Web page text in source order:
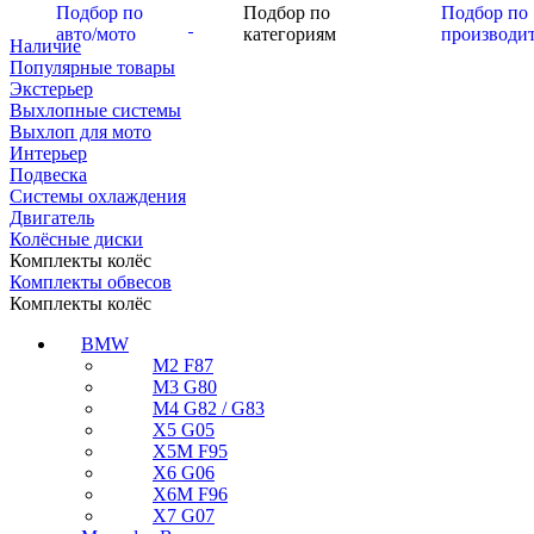
Подбор по
авто/мото
Подбор по
категориям
Подбор по
Наличие
Популярные товары
Экстерьер
Выхлопные системы
Выхлоп для мото
Интерьер
Подвеска
Системы охлаждения
Двигатель
Колёсные диски
Комплекты колёс
Комплекты обвесов
Комплекты колёс
BMW
M2 F87
M3 G80
M4 G82 / G83
X5 G05
X5M F95
X6 G06
X6M F96
X7 G07